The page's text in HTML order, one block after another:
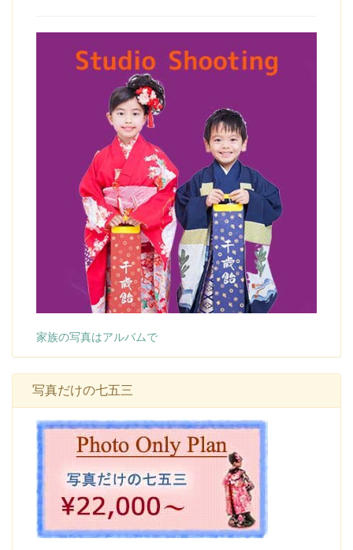
家族の写真はアルバムで
写真だけの七五三